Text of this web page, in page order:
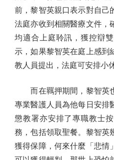
前，黎智英親口表示對自己
法庭亦收到相關醫療文件，
均適合上庭聆訊，獲控辯
示，如果黎智英在庭上感到
教人員提出，法庭可安排小休
而在羈押期間，黎智英
專業醫護人員為他每日安排
懲教署亦安排了專職教士
務，包括領取聖餐。黎智英
獲得保障，何來什麼「悲情